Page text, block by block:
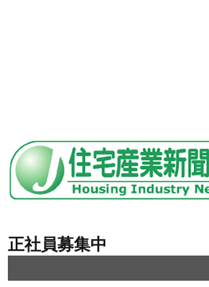
正社員募集中